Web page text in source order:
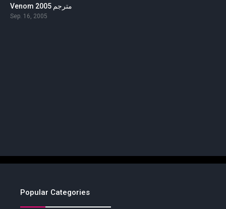
Venom 2005 مترجم
Sep. 16, 2005
Popular Categories